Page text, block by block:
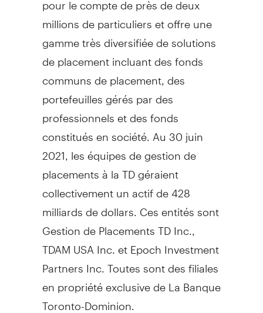
millions de particuliers et offre une
gamme très diversifiée de solutions
de placement incluant des fonds
communs de placement, des
portefeuilles gérés par des
professionnels et des fonds
constitués en société. Au 30 juin
2021, les équipes de gestion de
placements à la TD géraient
collectivement un actif de 428
milliards de dollars. Ces entités sont
Gestion de Placements TD Inc.,
TDAM USA Inc. et Epoch Investment
Partners Inc. Toutes sont des filiales
en propriété exclusive de La Banque
Toronto-Dominion.